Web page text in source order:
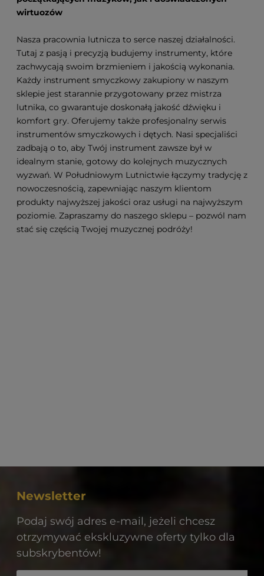
wirtuozów
Nasza pracownia lutnicza to serce naszej działalności.
Tutaj z pasją i precyzją budujemy instrumenty, które
zachwycają swoim brzmieniem i jakością wykonania.
Każdy instrument smyczkowy zakupiony w naszym
sklepie jest starannie przygotowany przez mistrza
lutnika, co gwarantuje doskonałą jakość dźwięku i
komfort gry. Oferujemy także profesjonalny serwis
instrumentów smyczkowych i dętych. Nasi specjaliści
zadbają o to, aby Twój instrument zawsze był w
idealnym stanie, gotowy do kolejnych muzycznych
wyzwań. W Południowym Lutnictwie łączymy tradycję z
nowoczesnością, zapewniając naszym klientom
produkty najwyższej jakości oraz usługi na najwyższym
poziomie. Zapraszamy do naszego sklepu – pozwól nam
stać się częścią Twojej muzycznej podróży!
Newsletter
Podaj swój adres e-mail, jeżeli chcesz
otrzymywać ekskluzywne oferty tylko dla
subskrybentów!